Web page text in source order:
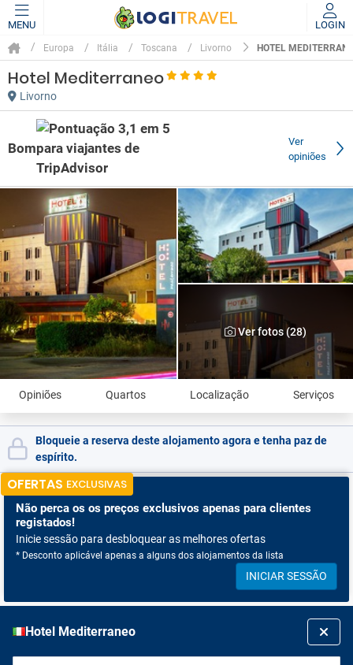
MENU LOGIN
Europa Itália Toscana Livorno HOTEL
Hotel Mediterraneo
Livorno
Bom
Ver
opiniões
Ver fotos (28)
Opiniões Quartos Localização Serviços
Bloqueie a reserva deste alojamento agora e tenha paz de
espírito.
OFERTAS EXCLUSIVAS
Não perca os os preços exclusivos apenas para clientes
registados!
Inicie sessão para desbloquear as melhores ofertas
* Desconto aplicável apenas a alguns dos alojamentos da lista
INICIAR SESSÃO
Hotel Mediterraneo